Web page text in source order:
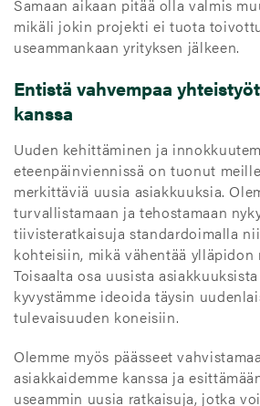
Samaan aikaan pitää olla valmis
mikäli jokin projekti ei tuota
useammankaan yrityksen jälkeen.
Entistä vahvempaa
kanssa
Uuden kehittäminen ja
eteenpäinviennissä on tuonut
merkittäviä uusia asiakkuuksia.
turvallistamaan ja tehostamaan
tiivisteratkaisuja standardoimalla
kohteisiin, mikä vähentää ylläpidon
Toisaalta osa uusista
kyvystämme ideoida täysin
tulevaisuuden koneisiin.
Olemme myös päässeet
asiakkaidemme kanssa ja
useammin uusia ratkaisuja, jotka